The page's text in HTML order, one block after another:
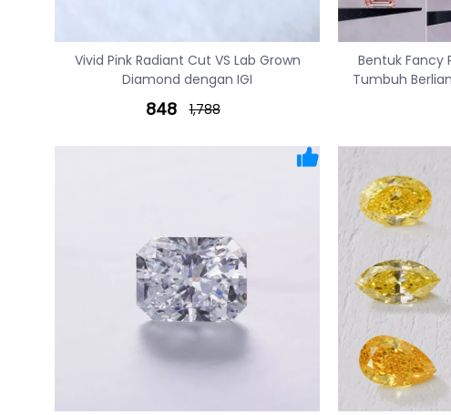
Vivid Pink Radiant Cut VS Lab Grown
Diamond dengan IGI
848 1,788
Bentuk Fancy
Tumbuh